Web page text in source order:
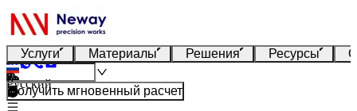
Услуги Материалы Решения Ресурсы
Русский
Получить мгновенный расчет